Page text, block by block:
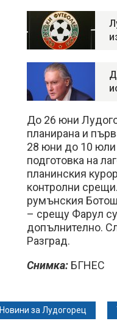
До 26 юни
планирана и
28 юни до 10 юли
подготовка на
планинския
контролни
румънския
– срещу Фарул
допълнително.
Разград.
Снимка: БГНЕС
Новини за Лудогорец